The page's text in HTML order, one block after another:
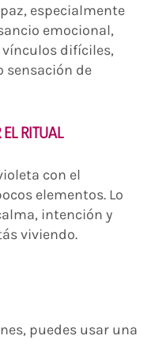
especialmente
emocional,
difíciles,
sensación de
RITUAL
con el
elementos. Lo
intención y
viviendo.
puedes usar una